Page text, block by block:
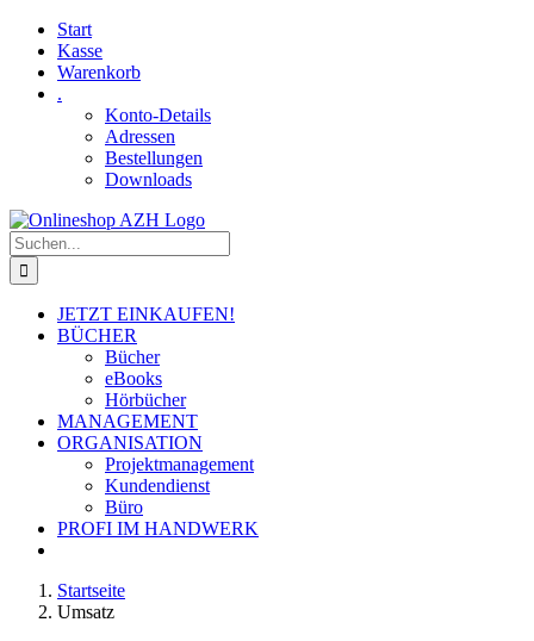
Skip
content
Facebook
YouTubeStart
Kasse
Warenkorb
.
Konto-Details
Adressen
Bestellungen
Downloads
Suche
nach:
JETZT EINKAUFEN!
BÜCHER
Bücher
eBooks
Hörbücher
MANAGEMENT
ORGANISATION
Projektmanagement
Kundendienst
Büro
PROFI IM HANDWERK
Startseite
Umsatz